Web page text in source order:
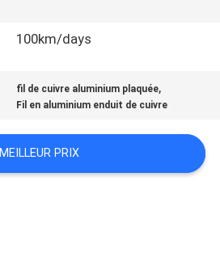
100km/days
fil de cuivre aluminium plaquée,
Fil en aluminium enduit de cuivre
MEILLEUR PRIX